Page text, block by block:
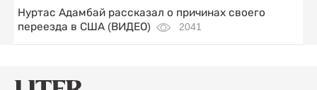
Нуртас Адамбай рассказал о причинах своего
переезда в США (ВИДЕО)
2041